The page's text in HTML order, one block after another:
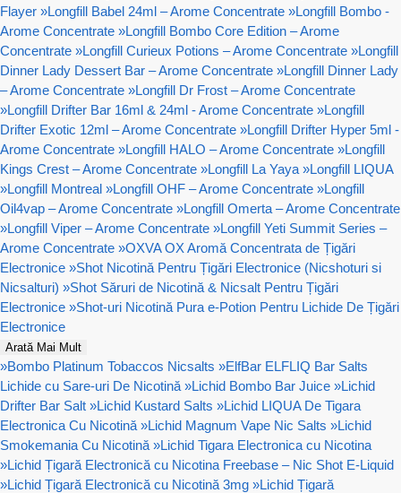
Flayer »Longfill Babel 24ml – Arome Concentrate »Longfill Bombo -
Arome Concentrate »Longfill Bombo Core Edition – Arome
Concentrate »Longfill Curieux Potions – Arome Concentrate »Longfill
Dinner Lady Dessert Bar – Arome Concentrate »Longfill Dinner Lady
– Arome Concentrate »Longfill Dr Frost – Arome Concentrate
»Longfill Drifter Bar 16ml & 24ml - Arome Concentrate »Longfill
Drifter Exotic 12ml – Arome Concentrate »Longfill Drifter Hyper 5ml -
Arome Concentrate »Longfill HALO – Arome Concentrate »Longfill
Kings Crest – Arome Concentrate »Longfill La Yaya »Longfill LIQUA
»Longfill Montreal »Longfill OHF – Arome Concentrate »Longfill
Oil4vap – Arome Concentrate »Longfill Omerta – Arome Concentrate
»Longfill Viper – Arome Concentrate »Longfill Yeti Summit Series –
Arome Concentrate »OXVA OX Aromă Concentrata de Țigări
Electronice »Shot Nicotină Pentru Țigări Electronice (Nicshoturi si
Nicsalturi) »Shot Săruri de Nicotină & Nicsalt Pentru Țigări
Electronice »Shot-uri Nicotină Pura e-Potion Pentru Lichide De Țigări
Electronice
Arată Mai Mult
»Bombo Platinum Tobaccos Nicsalts »ElfBar ELFLIQ Bar Salts
Lichide cu Sare-uri De Nicotină »Lichid Bombo Bar Juice »Lichid
Drifter Bar Salt »Lichid Kustard Salts »Lichid LIQUA De Tigara
Electronica Cu Nicotină »Lichid Magnum Vape Nic Salts »Lichid
Smokemania Cu Nicotină »Lichid Tigara Electronica cu Nicotina
»Lichid Țigară Electronică cu Nicotina Freebase – Nic Shot E-Liquid
»Lichid Țigară Electronică cu Nicotină 3mg »Lichid Țigară